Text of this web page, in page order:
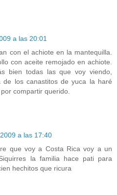
a las 20:01
con el achiote en la mantequilla.
con aceite remojado en achiote.
bien todas las que voy viendo,
de los canastitos de yuca la haré
compartir querido.
a las 17:40
que voy a Costa Rica voy a un
la familia hace pati para
hechitos que ricura